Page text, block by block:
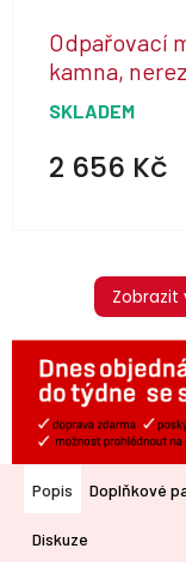
Odpařovací
kamna,
SKLADEM
2 656 Kč
Popis Doplňkové
Diskuze